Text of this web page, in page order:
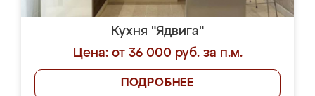
Кухня "Ядвига"
Цена: от 36 000 руб. за п.м.
ПОДРОБНЕЕ